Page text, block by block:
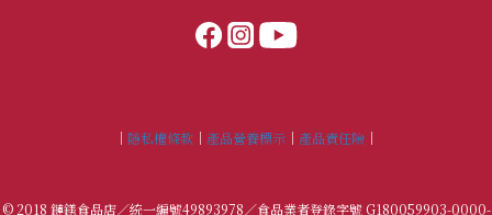
｜ 隱私權條款 ｜ 產品營養標示 ｜ 產品責任險 ｜
© 2018 鏈鎂食品店／統一編號49893978／食品業者登錄字號 G180059903-0000-